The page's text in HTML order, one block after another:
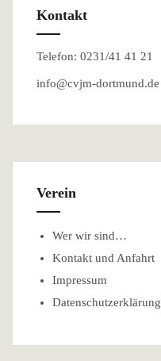
Kontakt
Telefon: 0231/41 41 21
info@cvjm-dortmund.de
Verein
Wer wir sind…
Kontakt und Anfahrt
Impressum
Datenschutzerklärung